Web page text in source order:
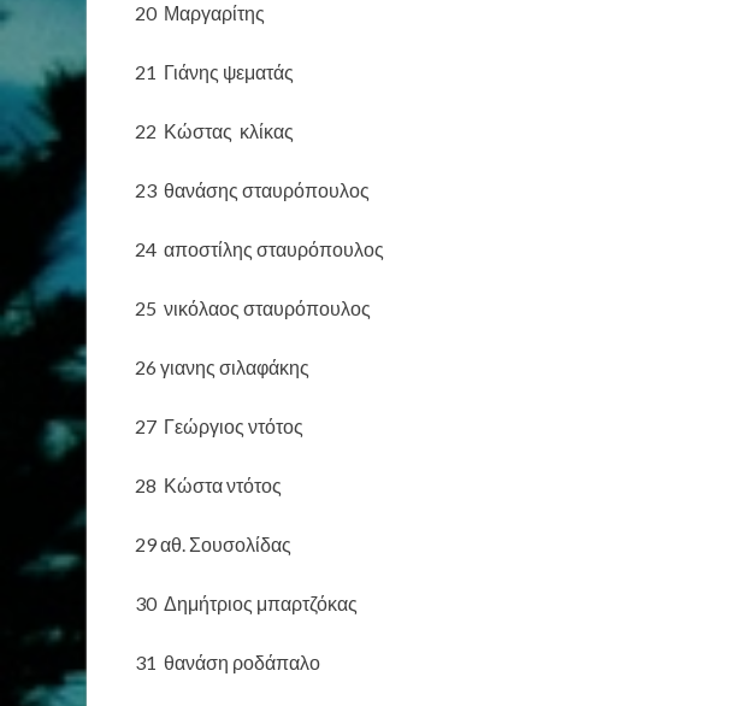
20 Μαργαρίτης
21 Γιάνης ψεματάς
22 Κώστας κλίκας
23 θανάσης σταυρόπουλος
24 αποστίλης σταυρόπουλος
25 νικόλαος σταυρόπουλος
26 γιανης σιλαφάκης
27 Γεώργιος ντότος
28 Κώστα ντότος
29 αθ. Σουσολίδας
30 Δημήτριος μπαρτζόκας
31 θανάση ροδάπαλο